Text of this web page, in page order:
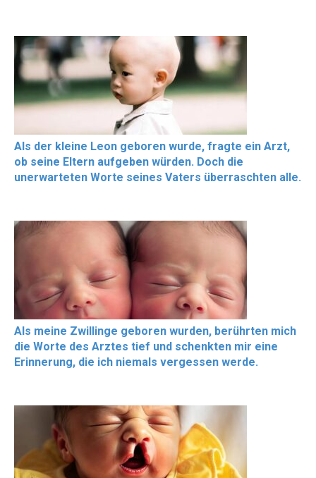
Als der kleine Leon geboren wurde, fragte ein Arzt,
ob seine Eltern aufgeben würden. Doch die
unerwarteten Worte seines Vaters überraschten alle.
Als meine Zwillinge geboren wurden, berührten mich
die Worte des Arztes tief und schenkten mir eine
Erinnerung, die ich niemals vergessen werde.